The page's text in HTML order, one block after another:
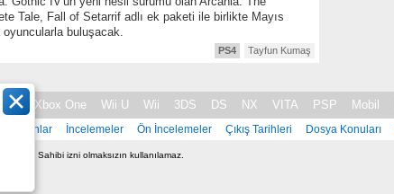
Tale, Fall of Setarrif adlı ek paketi ile birlikte Mayıs
oyuncularla buluşacak.
Tayfun Kumaş
PS4
Xbox One Wii U Wii 3DS DS NX VITA PSP Mobil
Oyunlar İncelemeler Ön İncelemeler Çıkış Tarihleri Dosya Konuları
- Site Sahibi izni olmaksızın kullanılamaz.